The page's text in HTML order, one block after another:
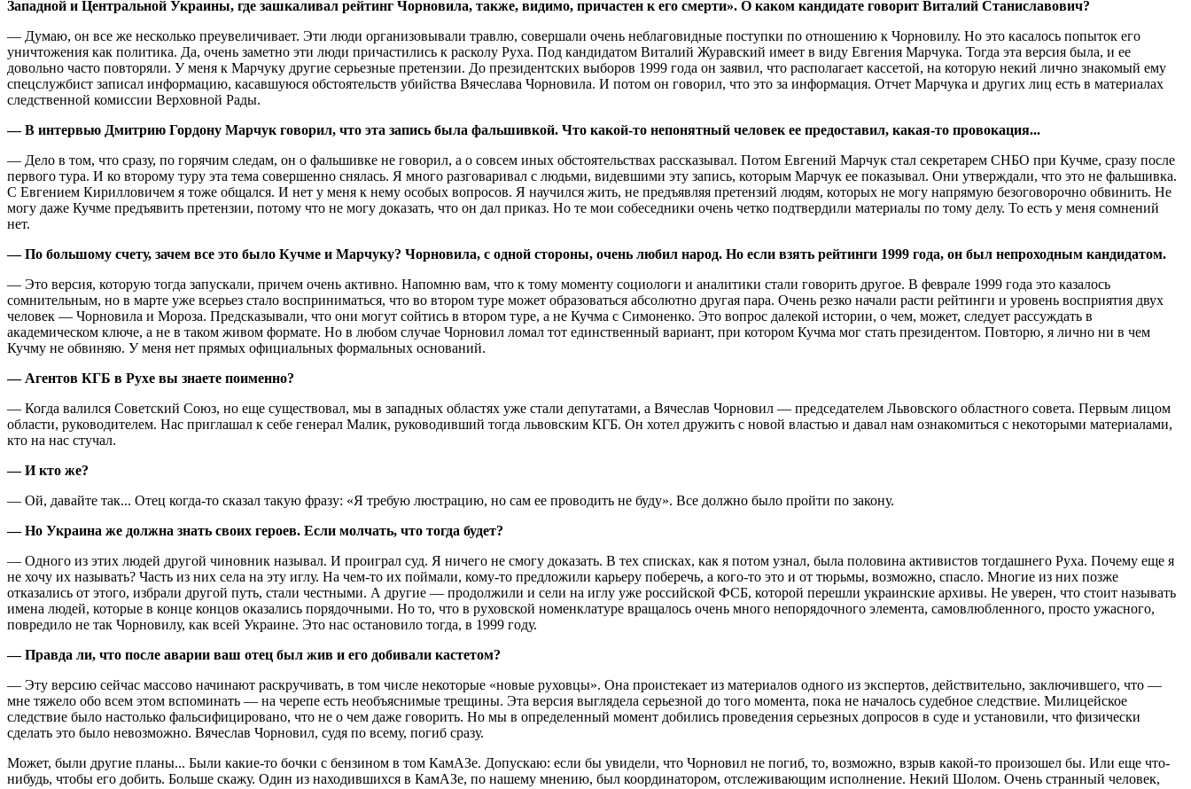
Западной и Центральной Украины, где зашкаливал рейтинг Чорновила, также, видимо, причастен к его смерти». О каком кандидате говорит Виталий Ста­ниславович?
— Думаю, он все же несколько преувеличивает. Эти люди организовывали травлю, совершали очень неблаговидные поступки по отношению к Чорновилу. Но это касалось попыток его
уничтожения как политика. Да, очень заметно эти люди причастились к расколу Руха. Под кандидатом Виталий Журавский имеет в виду Евгения Марчука. Тогда эта версия была, и ее
довольно часто повторяли. У меня к Марчуку другие серьезные претензии. До президентских выборов 1999 года он заявил, что располагает кассетой, на которую некий лично знакомый ему
спецслужбист записал информацию, касавшуюся обстоятельств убийства Вячеслава Чорновила. И потом он говорил, что это за информация. Отчет Марчука и других лиц есть в материалах
следственной комиссии Верховной Рады.
— В интервью Дмитрию Гордону Марчук говорил, что эта запись была фальшивкой. Что какой-то непонятный человек ее предоставил, какая-то провокация...
— Дело в том, что сразу, по горячим следам, он о фальшивке не говорил, а о совсем иных обстоятельствах рассказывал. Потом Евгений Марчук стал секретарем СНБО при Кучме, сразу после
первого тура. И ко второму туру эта тема совершенно снялась. Я много разговаривал с людьми, видевшими эту запись, которым Марчук ее показывал. Они утверждали, что это не фальшивка.
С Евгением Кирилловичем я тоже общался. И нет у меня к нему особых вопросов. Я научился жить, не предъявляя претензий людям, которых не могу напрямую безоговорочно обвинить. Не
могу даже Кучме предъявить претензии, потому что не могу доказать, что он дал приказ. Но те мои собеседники очень четко подтвердили материалы по тому делу. То есть у меня сомнений
нет.
— По большому счету, зачем все это было Кучме и Марчуку? Чорновила, с одной стороны, очень любил народ. Но если взять рейтинги 1999 года, он был непроходным кандидатом.
— Это версия, которую тогда запускали, причем очень активно. Напомню вам, что к тому моменту социологи и аналитики стали говорить другое. В феврале 1999 года это казалось
сомнительным, но в марте уже всерьез стало восприниматься, что во втором туре может образоваться абсолютно другая пара. Очень резко начали расти рейтинги и уровень восприятия двух
человек — Чорновила и Мороза. Предсказывали, что они могут сойтись в втором туре, а не Кучма с Симоненко. Это вопрос далекой истории, о чем, может, следует рассуждать в
академическом ключе, а не в таком живом формате. Но в любом случае Чорновил ломал тот единственный вариант, при котором Кучма мог стать президентом. По­вторю, я лично ни в чем
Кучму не обвиняю. У меня нет прямых официальных формальных оснований.
— Агентов КГБ в Рухе вы знаете поименно?
— Когда валился Советский Союз, но еще существовал, мы в западных областях уже стали депутатами, а Вячеслав Чорновил — председателем Львовского областного совета. Первым лицом
области, руководителем. Нас приглашал к себе генерал Малик, руководивший тогда львовским КГБ. Он хотел дружить с новой властью и давал нам ознакомиться с некоторыми материалами,
кто на нас стучал.
— И кто же?
— Ой, давайте так... Отец когда-то сказал такую фразу: «Я требую люстрацию, но сам ее проводить не буду». Все должно было пройти по закону.
— Но Украина же должна знать своих героев. Если молчать, что тогда будет?
— Одного из этих людей другой чиновник называл. И проиграл суд. Я ничего не смогу доказать. В тех списках, как я потом узнал, была половина активистов тогдашнего Руха. Почему еще я
не хочу их называть? Часть из них села на эту иглу. На чем-то их поймали, кому-то предложили карьеру поберечь, а кого-то это и от тюрьмы, возможно, спасло. Многие из них позже
отказались от этого, избрали другой путь, стали честными. А другие — продолжили и сели на иглу уже российской ФСБ, которой перешли украинские архивы. Не уверен, что стоит называть
имена людей, которые в конце концов оказались порядочными. Но то, что в руховской номенклатуре вращалось очень много непорядочного элемента, самовлюбленного, просто ужасного,
повредило не так Чорновилу, как всей Украине. Это нас остановило тогда, в 1999 году.
— Правда ли, что после аварии ваш отец был жив и его добивали кастетом?
— Эту версию сейчас массово начинают раскручивать, в том числе некоторые «новые руховцы». Она проистекает из материалов одного из экспертов, действительно, заключившего, что —
мне тяжело обо всем этом вспоминать — на черепе есть необъяснимые трещины. Эта версия выглядела серьезной до того момента, пока не началось судебное следствие. Милицейское
следствие было настолько фальсифицировано, что не о чем даже говорить. Но мы в определенный момент добились проведения серьезных допросов в суде и установили, что физически
сделать это было невозможно. Вячеслав Чорновил, судя по всему, погиб сразу.
Может, были другие планы... Были какие-то бочки с бензином в том КамАЗе. Допускаю: если бы увидели, что Чорновил не погиб, то, возможно, взрыв какой-то произошел бы. Или еще что-
нибудь, чтобы его добить. Больше скажу. Один из находившихся в КамАЗе, по нашему мнению, был координатором, отслеживающим исполнение. Некий Шолом. Очень странный человек,